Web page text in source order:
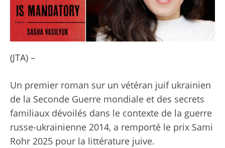
(JTA) –
Un premier roman sur un vétéran juif ukrainien
de la Seconde Guerre mondiale et des secrets
familiaux dévoilés dans le contexte de la guerre
russe-ukrainienne 2014, a remporté le prix Sami
Rohr 2025 pour la littérature juive.